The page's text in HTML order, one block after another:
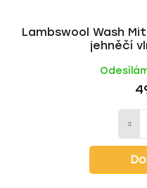
Lambswool Wash
jehněčí